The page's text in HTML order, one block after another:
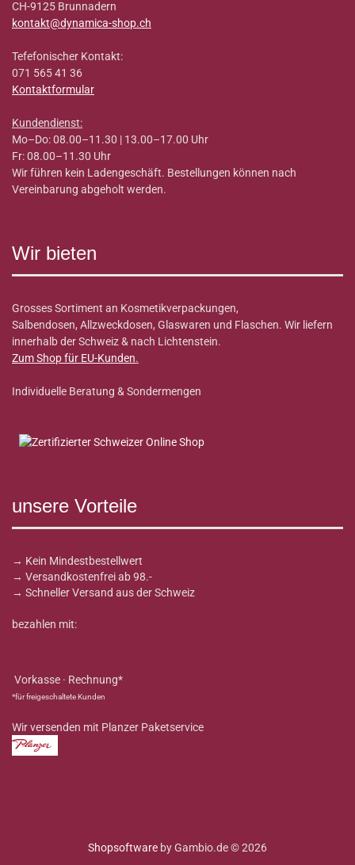
CH-9125 Brunnadern
kontakt@dynamica-shop.ch
Tefefonischer Kontakt:
071 565 41 36
Kontaktformular
Kundendienst:
Mo–Do: 08.00–11.30 | 13.00–17.00 Uhr
Fr: 08.00–11.30 Uhr
Wir führen kein Ladengeschäft. Bestellungen können nach
Vereinbarung abgeholt werden.
Wir bieten
Grosses Sortiment an Kosmetikverpackungen,
Salbendosen, Allzweckdosen, Glaswaren und Flaschen. Wir liefern
innerhalb der Schweiz & nach Lichtenstein.
Zum Shop für EU-Kunden.
Individuelle Beratung & Sondermengen
unsere Vorteile
→ Kein Mindestbestellwert
→ Versandkostenfrei ab 98.-
→ Schneller Versand aus der Schweiz
bezahlen mit:
Vorkasse · Rechnung*
*für freigeschaltete Kunden
Wir versenden mit Planzer Paketservice
Shopsoftware by Gambio.de © 2026